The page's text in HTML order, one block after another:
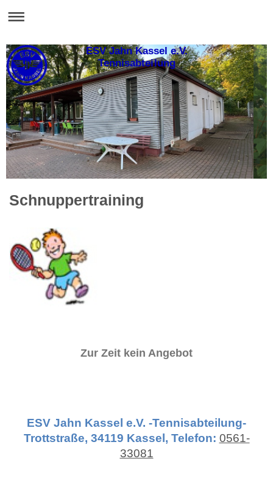
ESV Jahn Kassel e.V.
Tennisabteilung
Schnuppertraining
Zur Zeit kein Angebot
ESV Jahn Kassel e.V. -Tennisabteilung-
Trottstraße, 34119 Kassel, Telefon: 0561-
33081